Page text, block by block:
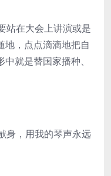
站在大会上讲演或是
地，点点滴滴地把自
就是替国家播种、
身，用我的琴声永远